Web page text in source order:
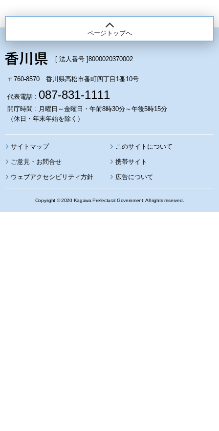
ページトップへ
[ 法人番号 ]8000020370002
〒760-8570 香川県高松市番町四丁目1番10号
代表電話 : 087-831-1111
開庁時間 : 月曜日～金曜日・午前8時30分～午後5時15分
（休日・年末年始を除く）
サイトマップ このサイトについて
携帯サイト
ウェブアクセシビリティ方針 広告について
Copyright © 2020 Kagawa Prefectural Government. All rights reserved.